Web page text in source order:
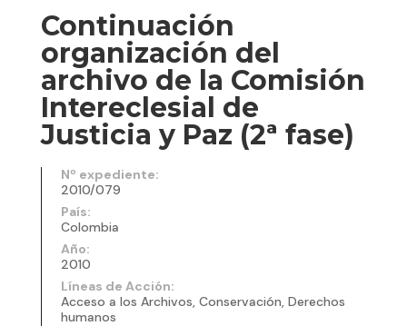
Continuación
organización del
archivo de la Comisión
Intereclesial de
Justicia y Paz (2ª fase)
Nº expediente:
2010/079
País:
Colombia
Año:
2010
Líneas de Acción:
Acceso a los Archivos, Conservación, Derechos
humanos